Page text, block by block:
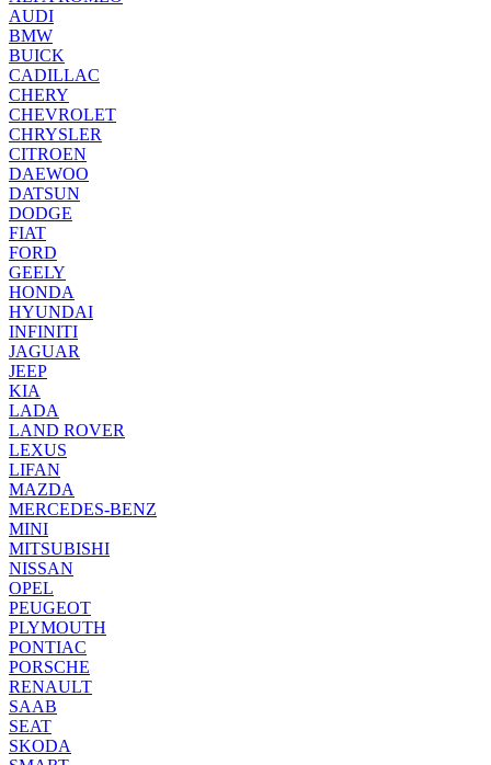
AUDI
BMW
BUICK
CADILLAC
CHERY
CHEVROLET
CHRYSLER
CITROEN
DAEWOO
DATSUN
DODGE
FIAT
FORD
GEELY
HONDA
HYUNDAI
INFINITI
JAGUAR
JEEP
KIA
LADA
LAND ROVER
LEXUS
LIFAN
MAZDA
MERCEDES-BENZ
MINI
MITSUBISHI
NISSAN
OPEL
PEUGEOT
PLYMOUTH
PONTIAC
PORSCHE
RENAULT
SAAB
SEAT
SKODA